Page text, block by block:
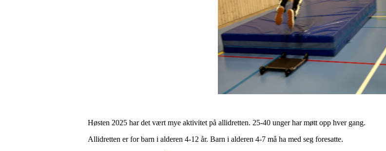
Høsten 2025 har det vært mye aktivitet på allidretten. 25-40 unger har møtt opp hver gang.
Allidretten er for barn i alderen 4-12 år. Barn i alderen 4-7 må ha med seg foresatte.